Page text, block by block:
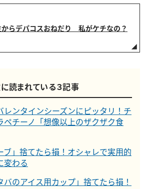
らデパコスおねだり 私がケチなの？
読まれている３記事
レンタインシーズンにピッタリ！チ
ペチーノ「想像以上のザクザク食
ブ」捨てたら損！オシャレで実用的
変わる
のアイス用カップ」捨てたら損！